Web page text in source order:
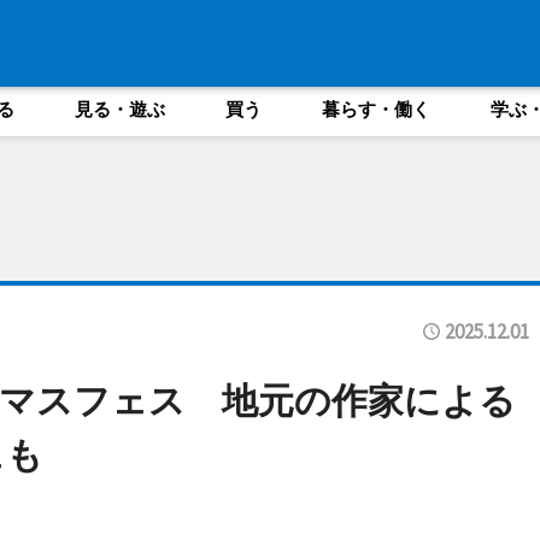
見る・遊ぶ 買う 暮らす・働く 学ぶ
2025.12.01
スフェス 地元の作家による